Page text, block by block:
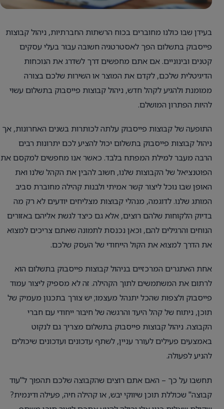
בעידן שבו כולנו מחוברים בכוח הרשתות החברתיות, ניהול קבוצות
פייסבוק בתשלום הפך לאסטרטגיה חשובה עבור בעלי עסקים
קטנים ובינוניים. אם אתם מחפשים דרך לשדרג את הנוכחות
הדיגיטלית שלכם, לקדם את המוצר או השירות שלכם בצורה
ממומנת ולהגיע לקהל חדש, ניהול קבוצות פייסבוק בתשלום עשוי
להיות הפתרון המושלם.
התופעה של קבוצות פייסבוק עלתה לכותרות בשנים האחרונות, אך
ניהול קבוצות פייסבוק בתשלום יכול להציע לכם יתרונות רבים
הרבה מעבר למילת המפתח בלבד. כאשר אנו מחפשים למקסם את
הפוטנציאל של הקבוצות שלנו, חשוב להבין את הקהל שלנו ואת
האופן שבו נוכל ליצור קשר אמיתי ולבנות קהילה מחוברת סביב
המותג שלנו. לדוגמה, מנהלי קבוצות מצליחים יודעים לא רק מה
בדיוק הלקוחות שלהם רוצים, אלא גם כיצד לגשת אליהם באזורים
הנוחים והרגילים להם, וכאן נכנסת לתמונה שאתם צריכים למצוא
את הדרך למצוא את הקול הייחודי של העסק שלכם.
אחת האתגרים המרכזיים בניהול קבוצות פייסבוק בתשלום הוא
לרתום את המשתמשים לתוך הקהילה. זה לא מספיק ליצור עמוד
פייסבוק ולצפות שהכל יתנהל מעצמו; יש צורך בתכנון מעמיק של
תוכן, ניתוח של קהל היעד והרגשה של חיבור ייחודי עם חברי
הקבוצה. ניהול קבוצות פייסבוק בתשלום מצריך גם לנקוט
באמצעים פעילים לעורר עניין, לשתף עדכונים ועדכונים שיכולים
להניע לפעולה.
תחשבו על כך – האם אתם רוצים שהקבוצה שלכם תהפוך ל"עוד
קבוצה" שכוללת תוכן שיווקי יבש, או קהילה חיה, פעילה ודינמית?